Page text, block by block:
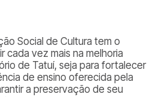
Social de Cultura tem o
cada vez mais na melhoria
de Tatuí, seja para fortalecer
de ensino oferecida pela
a preservação de seu